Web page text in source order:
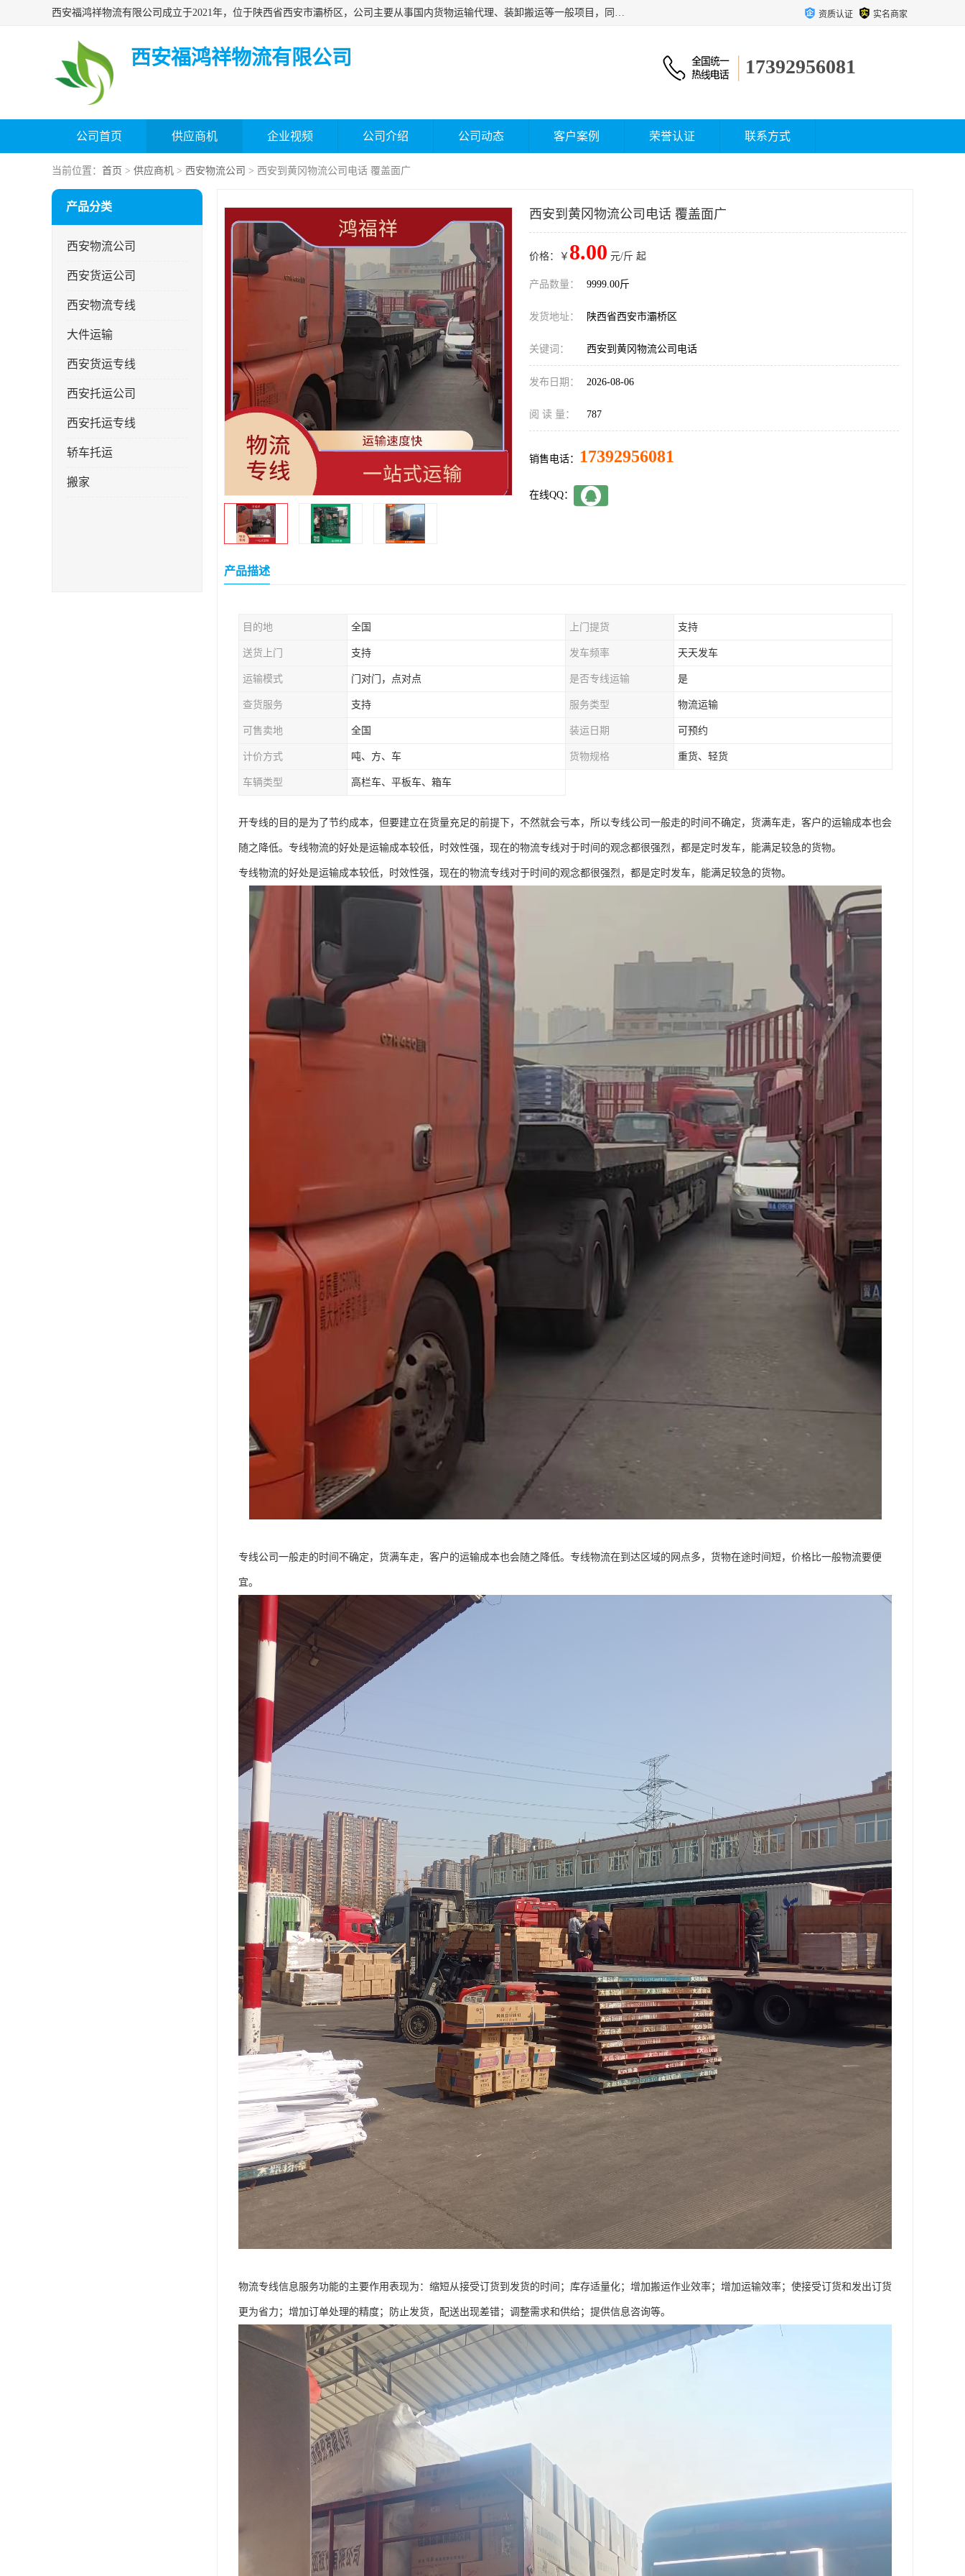
西安福鸿祥物流有限公司成立于2021年，位于陕西省西安市灞桥区，公司主要从事国内货物运输代理、装卸搬运等一般项目，同时具备道路货物运输（不含危险货物）的许可资质。凭借专业的物流服务和*的运输能力，公司致力于为客户提供安全、可靠的物流解决方案，满足多样化的运输需求，助力企业*运营。 资质认证 实名商家
西安福鸿祥物流有限公司 17392956081
公司首页 供应商机 企业视频 公司介绍 公司动态 客户案例 荣誉认证 联系方式
当前位置： 首页 > 供应商机 > 西安物流公司 > 西安到黄冈物流公司电话 覆盖面广
产品分类
西安物流公司
西安货运公司
西安物流专线
大件运输
西安货运专线
西安托运公司
西安托运专线
轿车托运
搬家
西安到黄冈物流公司电话 覆盖面广
价格：￥ 8.00 元/斤 起
产品数量： 9999.00斤
发货地址： 陕西省西安市灞桥区
关键词： 西安到黄冈物流公司电话
发布日期： 2026-08-06
阅 读 量： 787
销售电话： 17392956081
在线QQ：
产品描述
目的地 全国 上门提货 支持
送货上门 支持 发车频率 天天发车
运输模式 门对门，点对点 是否专线运输 是
查货服务 支持 服务类型 物流运输
可售卖地 全国 装运日期 可预约
计价方式 吨、方、车 货物规格 重货、轻货
车辆类型 高栏车、平板车、箱车
开专线的目的是为了节约成本，但要建立在货量充足的前提下，不然就会亏本，所以专线公司一般走的时间不确定，货满车走，客户的运输成本也会
随之降低。专线物流的好处是运输成本较低，时效性强，现在的物流专线对于时间的观念都很强烈，都是定时发车，能满足较急的货物。
专线物流的好处是运输成本较低，时效性强，现在的物流专线对于时间的观念都很强烈，都是定时发车，能满足较急的货物。
专线公司一般走的时间不确定，货满车走，客户的运输成本也会随之降低。专线物流在到达区域的网点多，货物在途时间短，价格比一般物流要便
宜。
物流专线信息服务功能的主要作用表现为：缩短从接受订货到发货的时间；库存适量化；增加搬运作业效率；增加运输效率；使接受订货和发出订货
更为省力；增加订单处理的精度；防止发货，配送出现差错；调整需求和供给；提供信息咨询等。